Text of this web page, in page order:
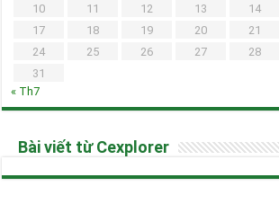
10
11 12 13 14
17
18 19 20 21
24
25 26 27 28
31
« Th7
Bài viết từ Cexplorer